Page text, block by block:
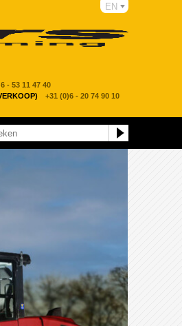
- 53 11 47 40
+31 (0)6 - 20 74 90 10
EN